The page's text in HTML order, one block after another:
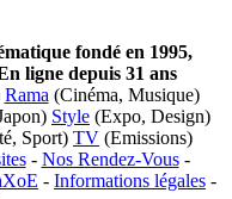
fondé en 1995,
ligne depuis 31 ans
Rama (Cinéma, Musique)
Style (Expo, Design)
Sport) TV (Emissions)
- Nos Rendez-Vous-
- Informations légales -